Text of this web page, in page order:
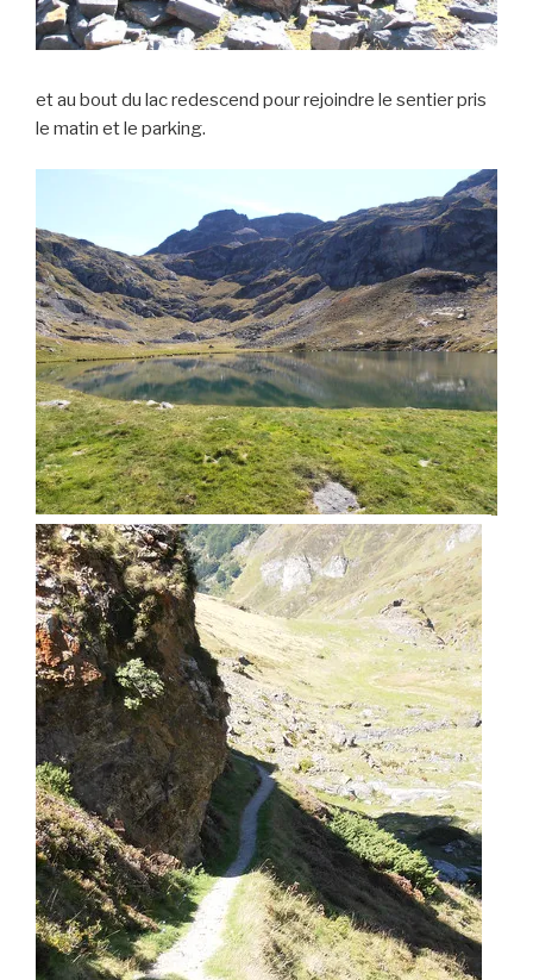
et au bout du lac redescend pour rejoindre le sentier pris
le matin et le parking.